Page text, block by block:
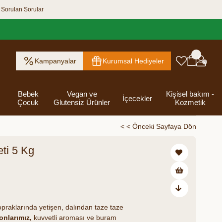
Sorulan Sorular
Kampanyalar Kurumsal Hediyeler
Tebrik Hediye
Baharatlar
Bebek
Çocuk
Vegan ve
Glutensiz Ürünler
İçecekler
Kişisel bakım -
Kozmetik
< < Önceki Sayfaya Dön
5 Kg
yetişen, dalından taze taze
kuvvetli aroması ve buram